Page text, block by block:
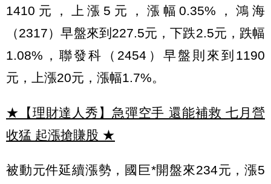
1410元，上漲5元，漲幅0.35%，鴻海
（2317）早盤來到227.5元，下跌2.5元，跌幅
1.08%，聯發科（2454）早盤則來到1190
元，上漲20元，漲幅1.7%。
★【理財達人秀】急彈空手 還能補救 七月營
收猛 起漲搶賺股 ★
被動元件延續漲勢，國巨*開盤來234元，漲5